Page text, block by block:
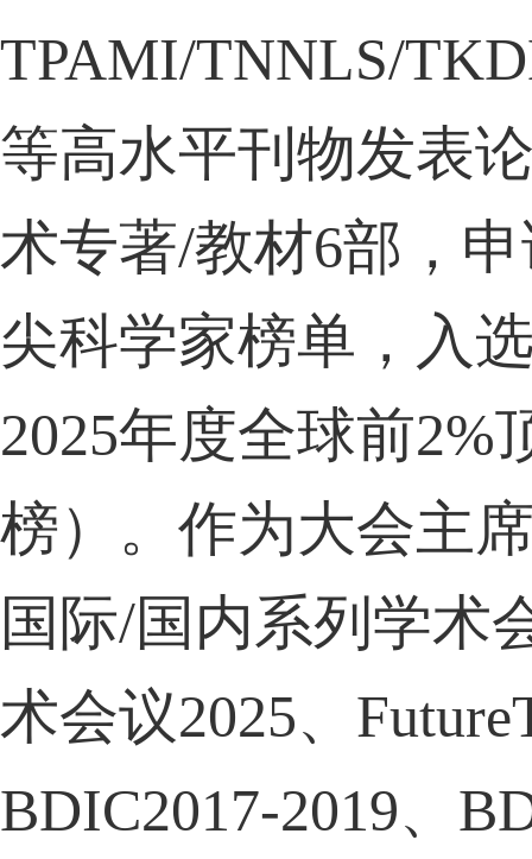
TPAMI/TNNLS/
等高水平刊物发表
术专著/教材6部，
尖科学家榜单 ，入
2025年度全球前2%
榜）。作为大会主
国际/国内系列学术
术会议2025、
BDIC2017-2019、